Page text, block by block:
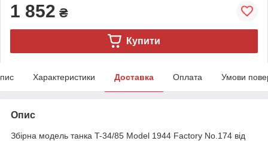
1 852 ₴
Купити
Характеристики Доставка Оплата Умови
Опис
Збірна модель танка T-34/85 Model 1944 Factory No.174 від